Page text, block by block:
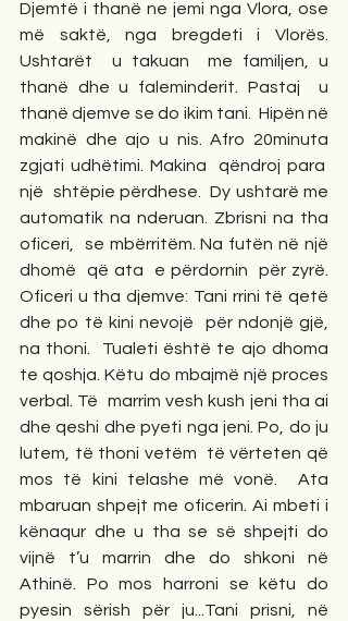
Djemtë i thanë ne jemi nga Vlora, ose
më saktë, nga bregdeti i Vlorës.
Ushtarët  u takuan  me familjen, u
thanë dhe u faleminderit. Pastaj  u
thanë djemve se do ikim tani.  Hipën në
makinë dhe ajo u nis. Afro 20minuta
zgjati udhëtimi. Makina  qëndroj para
një  shtëpie përdhese.  Dy ushtarë me
automatik na nderuan. Zbrisni na tha
oficeri,  se mbërritëm. Na futën në një
dhomë  që ata  e përdornin  për zyrë.
Oficeri u tha djemve: Tani rrini të qetë
dhe po të kini nevojë  për ndonjë gjë,
na thoni.  Tualeti është te ajo dhoma
te qoshja. Këtu do mbajmë një proces
verbal. Të  marrim vesh kush jeni tha ai
dhe qeshi dhe pyeti nga jeni. Po, do ju
lutem, të thoni vetëm  të vërteten që
mos të kini telashe më vonë.  Ata
mbaruan shpejt me oficerin. Ai mbeti i
kënaqur dhe u tha se së shpejti do
vijnë t’u marrin dhe do shkoni në
Athinë. Po mos harroni se këtu do
pyesin sërish për ju...Tani prisni, në